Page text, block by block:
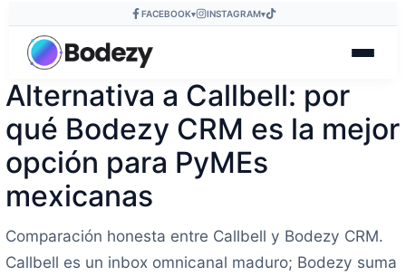
FACEBOOK▾ INSTAGRAM▾
Alternativa a Callbell: por
qué Bodezy CRM es la mejor
opción para PyMEs
mexicanas
Comparación honesta entre Callbell y Bodezy CRM.
Callbell es un inbox omnicanal maduro; Bodezy suma